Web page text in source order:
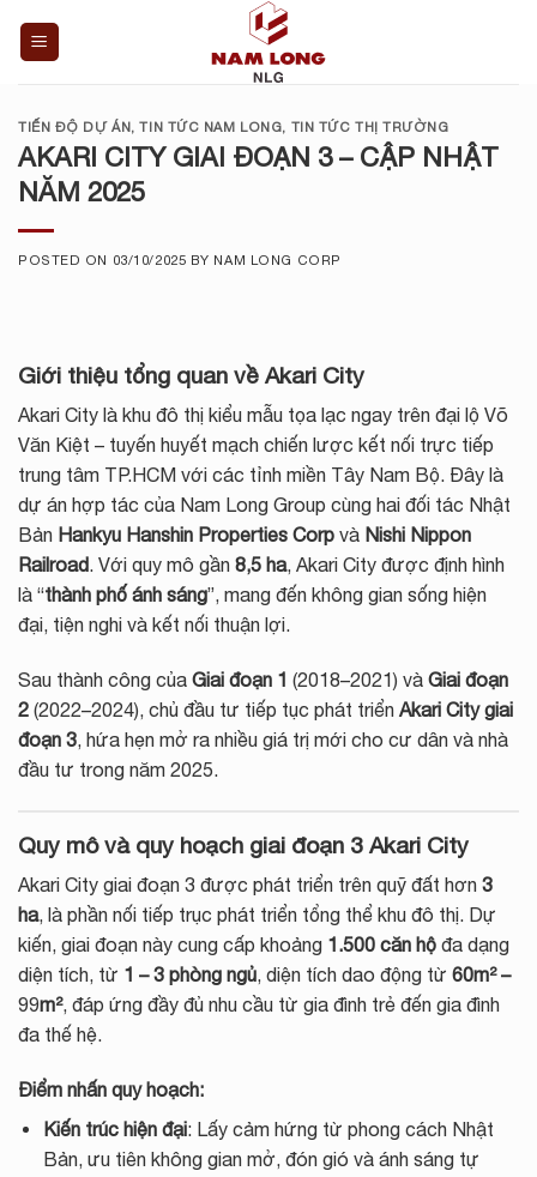
TIẾN ĐỘ DỰ ÁN,TIN TỨC NAM LONG, TIN TỨC THỊ TRƯỜNG
AKARI CITY GIAI ĐOẠN 3 – CẬP NHẬT
NĂM 2025
POSTED ON 03/10/2025 BY NAM LONG CORP
Giới thiệu tổng quan về Akari City
Akari City là khu đô thị kiểu mẫu tọa lạc ngay trên đại lộ Võ
Văn Kiệt – tuyến huyết mạch chiến lược kết nối trực tiếp
trung tâm TP.HCM với các tỉnh miền Tây Nam Bộ. Đây là
dự án hợp tác của Nam Long Group cùng hai đối tác Nhật
Bản Hankyu Hanshin Properties Corp và Nishi Nippon
Railroad. Với quy mô gần 8,5 ha, Akari City được định hình
là “thành phố ánh sáng”, mang đến không gian sống hiện
đại, tiện nghi và kết nối thuận lợi.
Sau thành công của Giai đoạn 1 (2018–2021) và Giai đoạn
2 (2022–2024), chủ đầu tư tiếp tục phát triển Akari City giai
đoạn 3, hứa hẹn mở ra nhiều giá trị mới cho cư dân và nhà
đầu tư trong năm 2025.
Quy mô và quy hoạch giai đoạn 3 Akari City
Akari City giai đoạn 3 được phát triển trên quỹ đất hơn 3
ha, là phần nối tiếp trục phát triển tổng thể khu đô thị. Dự
kiến, giai đoạn này cung cấp khoảng 1.500 căn hộ đa dạng
diện tích, từ 1 – 3 phòng ngủ, diện tích dao động từ 60m² –
99m², đáp ứng đầy đủ nhu cầu từ gia đình trẻ đến gia đình
đa thế hệ.
Điểm nhấn quy hoạch:
Kiến trúc hiện đại: Lấy cảm hứng từ phong cách Nhật
Bản, ưu tiên không gian mở, đón gió và ánh sáng tự